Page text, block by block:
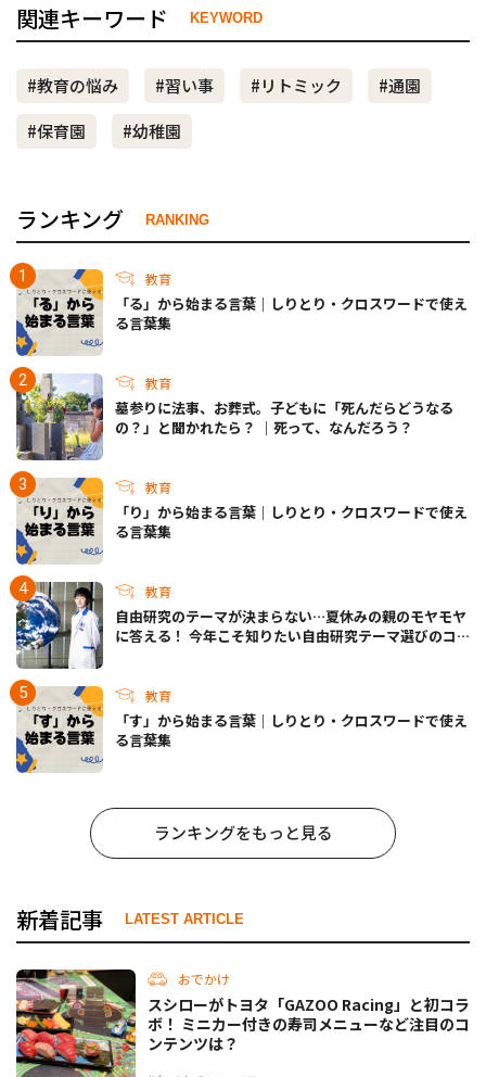
関連キーワード KEYWORD
#教育の悩み #習い事 #リトミック
#通園
#保育園
#幼稚園
ランキング RANKING
教育
「る」から始まる言葉｜しりとり・クロスワードで使え
る言葉集
教育
墓参りに法事、お葬式。子どもに「死んだらどうなる
の？」と聞かれたら？ ｜死って、なんだろう？
教育
「り」から始まる言葉｜しりとり・クロスワードで使え
る言葉集
教育
自由研究のテーマが決まらない…夏休みの親のモヤモヤ
に答える！ 今年こそ知りたい自由研究テーマ選びのコ
教育
「す」から始まる言葉｜しりとり・クロスワードで使え
る言葉集
ランキングをもっと見る
新着記事 LATEST ARTICLE
おでかけ
スシローがトヨタ「GAZOO Racing」と初コラ
ボ！ ミニカー付きの寿司メニューなど注目のコ
ンテンツは？